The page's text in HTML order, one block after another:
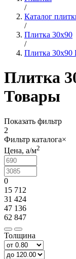
/
Каталог
/
Плитка 30х90
/
Плитка 30x90
Плитка
Товары
Показать фильтр
2
Фильтр каталога×
Цена, a/м2
0
15 712
31 424
47 136
62 847
Толщина